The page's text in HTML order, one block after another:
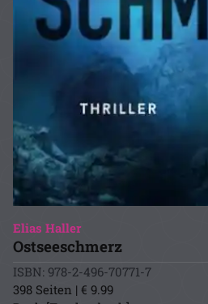
Elias Haller
Ostseeschmerz
ISBN: 978-2-496-70771-7
398 Seiten | € 9.99